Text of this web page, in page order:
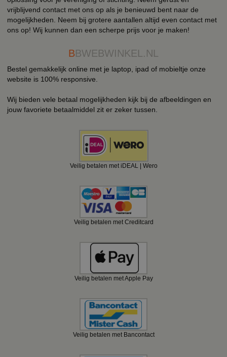
vrijblijvend contact met ons op als je benieuwd bent naar de
mogelijkheden. Neem bij grotere aantallen altijd even contact met
ons op! Wij kunnen dan een scherpe prijs voor je maken!
BBWEBWINKEL.NL
Bestel gemakkelijk online met je laptop, ipad of mobieltje onze
website is 100% responsive.
Wij bieden vele betaal mogelijkheden kijk bij de afbeeldingen en
jouw favoriete betaalmiddel zit er zeker tussen.
Veilig betalen met iDEAL | Wero
Veilig betalen met Creditcard
Veilig betalen met Apple Pay
Veilig betalen met Bancontact